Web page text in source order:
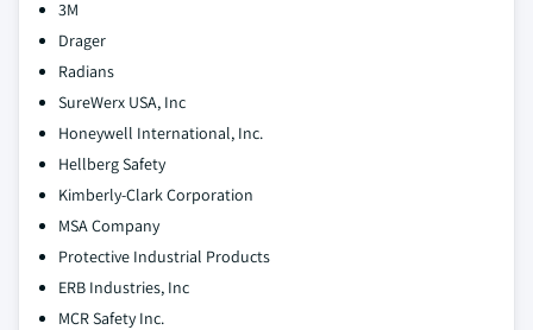
3M
Drager
Radians
SureWerx USA, Inc
Honeywell International, Inc.
Hellberg Safety
Kimberly-Clark Corporation
MSA Company
Protective Industrial Products
ERB Industries, Inc
MCR Safety Inc.